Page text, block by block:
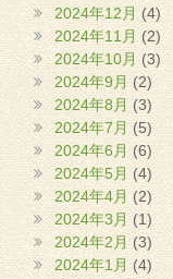
2024年12月 (4)
2024年11月(2)
2024年10月(3)
2024年9月 (2)
2024年8月(3)
2024年7月 (5)
2024年6月 (6)
2024年5月 (4)
2024年4月 (2)
2024年3月 (1)
2024年2月 (3)
2024年1月 (4)